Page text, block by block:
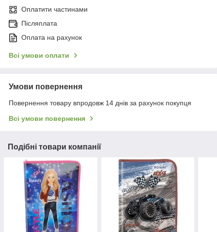
Оплатити частинами
Післяплата
Оплата на рахунок
Всі умови оплати
Умови повернення
Повернення товару впродовж 14 днів за рахунок покупця
Всі умови повернення
Подібні товари компанії